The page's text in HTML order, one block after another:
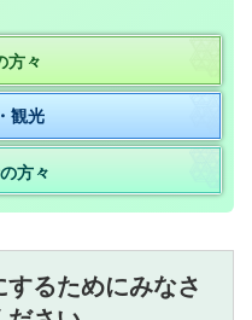
方々
観光
方々
るためにみなさ